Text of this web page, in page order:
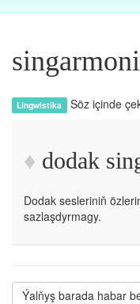
Lingwistika Söz içinde
dodak
Dodak sesleriniň
sazlaşdyrmagy.
Ýalňyş barada habar